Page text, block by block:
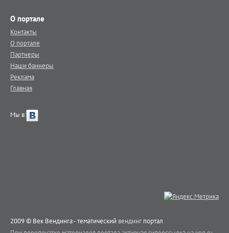
О портале
Контакты
О портале
Партнеры
Наши баннеры
Реклама
Главная
Мы в
2009 © Век Вендинга - тематический вендинг портал